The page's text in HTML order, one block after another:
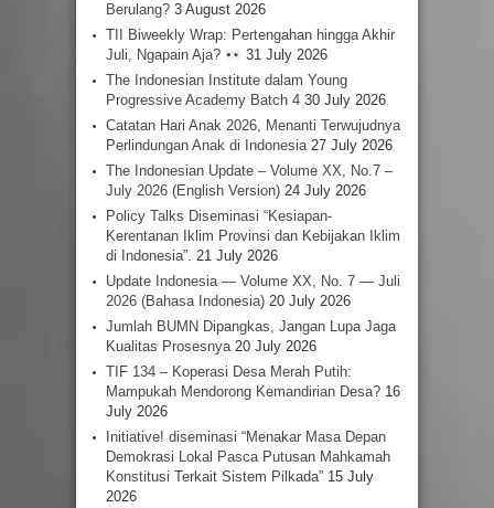
Berulang? 3 August 2026
TII Biweekly Wrap: Pertengahan hingga Akhir
Juli, Ngapain Aja?
31 July 2026
The Indonesian Institute dalam Young
Progressive Academy Batch 4 30 July 2026
Catatan Hari Anak 2026, Menanti Terwujudnya
Perlindungan Anak di Indonesia 27 July 2026
The Indonesian Update – Volume XX, No.7 –
July 2026 (English Version) 24 July 2026
Policy Talks Diseminasi “Kesiapan-
Kerentanan Iklim Provinsi dan Kebijakan Iklim
di Indonesia”. 21 July 2026
Update Indonesia — Volume XX, No. 7 — Juli
2026 (Bahasa Indonesia) 20 July 2026
Jumlah BUMN Dipangkas, Jangan Lupa Jaga
Kualitas Prosesnya 20 July 2026
TIF 134 – Koperasi Desa Merah Putih:
Mampukah Mendorong Kemandirian Desa? 16
July 2026
Initiative! diseminasi “Menakar Masa Depan
Demokrasi Lokal Pasca Putusan Mahkamah
Konstitusi Terkait Sistem Pilkada” 15 July
2026